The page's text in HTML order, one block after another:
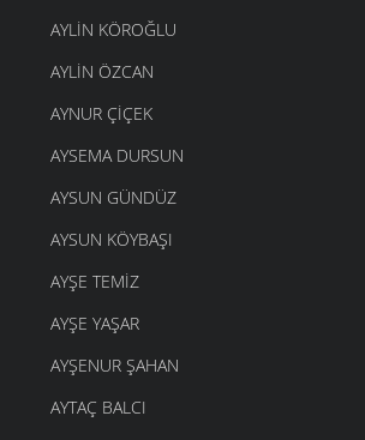
AYLIN KÖROĞLU
AYLIN ÖZCAN
AYNUR ÇIÇEK
AYSEMA DURSUN
AYSUN GÜNDÜZ
AYSUN KÖYBAŞI
AYŞE TEMIZ
AYŞE YAŞAR
AYŞENUR ŞAHAN
AYTAÇ BALCI